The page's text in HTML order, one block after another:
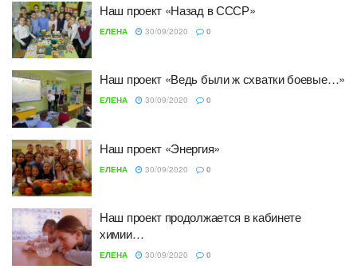
Наш проект «Назад в СССР»
ЕЛЕНА 30/09/2020 0
Наш проект «Ведь были ж схватки боевые…»
ЕЛЕНА 30/09/2020 0
Наш проект «Энергия»
ЕЛЕНА 30/09/2020 0
Наш проект продолжается в кабинете
химии…
ЕЛЕНА 30/09/2020 0